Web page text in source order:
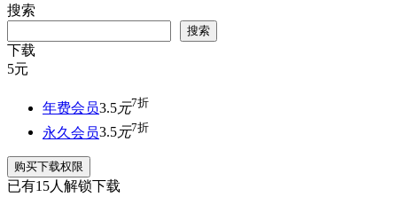
搜索
搜索
下载
5元
年费会员3.5元7折
永久会员3.5元7折
购买下载权限
已有15人解锁下载